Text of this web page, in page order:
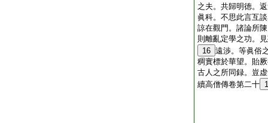
之夫。共歸明徳。
眞科。不思此言互
諒在觀門。諸論所
則離亂定學之功。
16 遠渉。等眞俗
稠實標於華望。貽
古人之所同録。豈
續高僧傳卷第二十